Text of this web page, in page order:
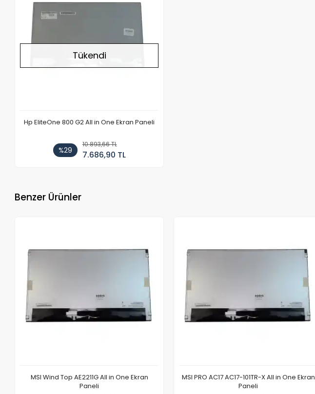
Tükendi
Hp EliteOne 800 G2 All in One Ekran Paneli
%29
10.893,66 TL
7.686,90 TL
Benzer Ürünler
MSI Wind Top AE2211G All in One Ekran
Paneli
MSI PRO AC17 AC17-101TR-X All in One Ekran
Paneli